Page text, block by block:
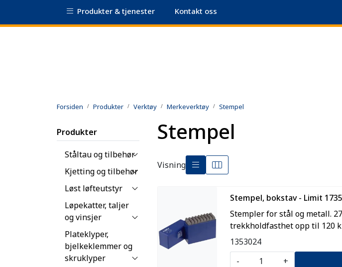
Sertifikatdatabase | Sikkerhetsdatablad
Produkter & tjenester Kontakt oss
Forsiden Produkter Verktøy Merkeverktøy Stempel
Produkter
Ståltau og tilbehør
Kjetting og tilbehør
Løst løfteutstyr
Løpekatter, taljer
og vinsjer
Plateklyper,
bjelkeklemmer og
skruklyper
Stempel
Visning
Stempel, bokstav - Limit 1735
Stempler for stål og metall.
trekkholdfasthet opp til 120
1353024
-
+